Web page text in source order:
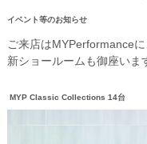
イベント等のお知らせ
ご来店はMYPerformanceに
新ショールームも御座いま
MYP Classic Collections 14台